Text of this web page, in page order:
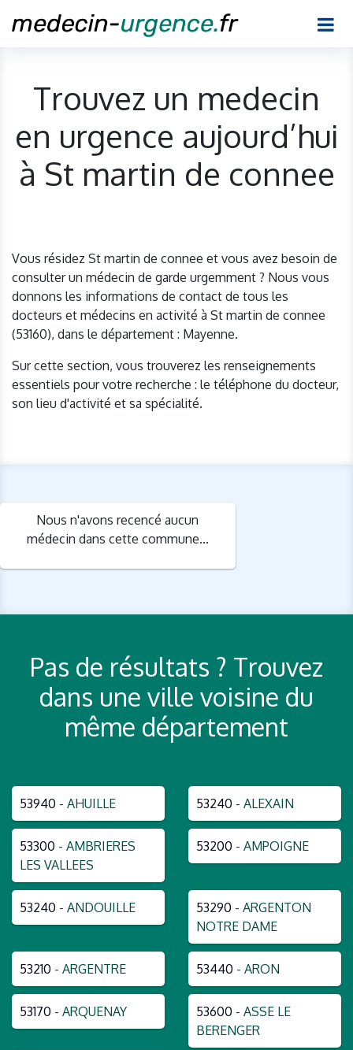
Trouvez un medecin
en urgence aujourd’hui
à St martin de connee
Vous résidez St martin de connee et vous avez besoin de
consulter un médecin de garde urgemment ? Nous vous
donnons les informations de contact de tous les
docteurs et médecins en activité à St martin de connee
(53160), dans le département : Mayenne.
Sur cette section, vous trouverez les renseignements
essentiels pour votre recherche : le téléphone du docteur,
son lieu d'activité et sa spécialité.
Nous n'avons recencé aucun
médecin dans cette commune...
Pas de résultats ? Trouvez
dans une ville voisine du
même département
53940 - AHUILLE 53240 - ALEXAIN
53300 - AMBRIERES
LES VALLEES
53200 - AMPOIGNE
53240 - ANDOUILLE 53290 - ARGENTON
NOTRE DAME
53210 - ARGENTRE 53440 - ARON
53170 - ARQUENAY 53600 - ASSE LE
BERENGER